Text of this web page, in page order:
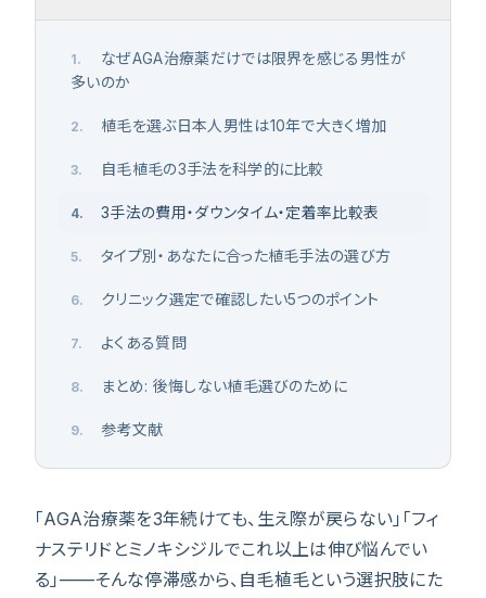
1.
なぜAGA治療薬だけでは限界を感じる男性が
多いのか
2. 植毛を選ぶ日本人男性は10年で大きく増加
3. 自毛植毛の3手法を科学的に比較
4. 3手法の費用・ダウンタイム・定着率比較表
5. タイプ別・あなたに合った植毛手法の選び方
6. クリニック選定で確認したい5つのポイント
7. よくある質問
8. まとめ: 後悔しない植毛選びのために
9. 参考文献
「AGA治療薬を3年続けても、生え際が戻らない」「フィ
ナステリドとミノキシジルでこれ以上は伸び悩んでい
る」——そんな停滞感から、自毛植毛という選択肢にた